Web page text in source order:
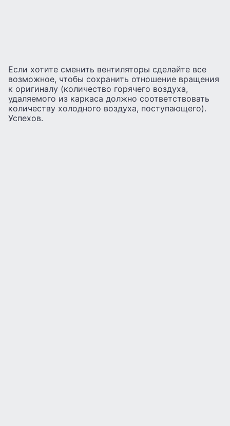
Если хотите сменить вентиляторы сделайте все
возможное, чтобы сохранить отношение вращения
к оригиналу (количество горячего воздуха,
удаляемого из каркаса должно соответствовать
количеству холодного воздуха, поступающего).
Успехов.